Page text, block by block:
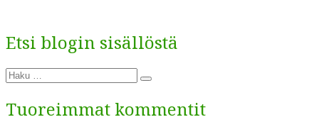
Etsi blogin sisällöstä
Etsi:
Haku
Tuoreimmat kommentit